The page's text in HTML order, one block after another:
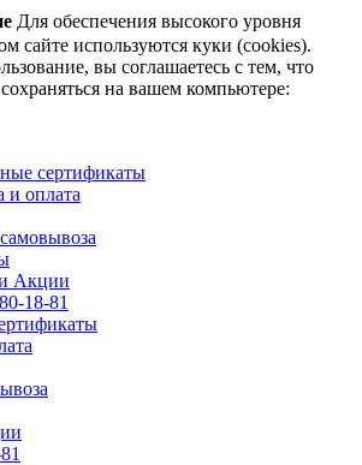
Для обеспечения высокого уровня
сайте используются куки (cookies).
вы соглашаетесь с тем, что
на вашем компьютере:
сертификаты
и оплата
Акции
18-81